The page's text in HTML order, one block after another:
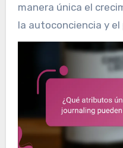
manera única el
la autoconciencia y